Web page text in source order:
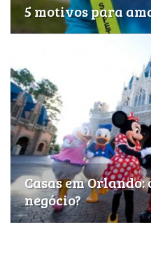
5 motivos para
Casas em
negócio?